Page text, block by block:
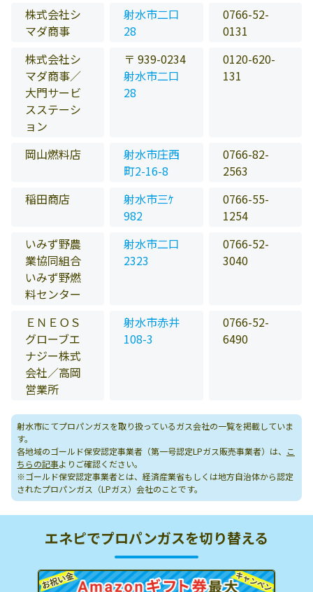
株式会社シ
マダ商事
射水市二口
28
0766-52-
0131
株式会社シ
マダ商事／
大門サービ
スステーシ
ョン
〒 939-0234
射水市二口
28
0120-620-
131
岡山燃料店
射水市庄西
町2-16-8
0766-82-
2563
稲田商店
射水市三ｹ
982
0766-55-
1254
いみず野農
業協同組合
いみず野燃
料センター
射水市二口
2323
0766-52-
3040
ＥＮＥＯＳ
グローブエ
ナジー株式
会社／高岡
営業所
射水市赤井
108-3
0766-52-
6490
射水市にてプロパンガスを取り扱っているガス会社の一覧を掲載していま
す。
各地域のゴールド保安認定事業者（第一号認定LPガス販売事業者）は、
こ
ちらの記事よりご確認ください。
※ゴールド保安認定事業者とは、経済産業省もしくは地方自治体から認定
されたプロパンガス（LPガス）会社のことです。
エネピでプロパンガスを切り替える